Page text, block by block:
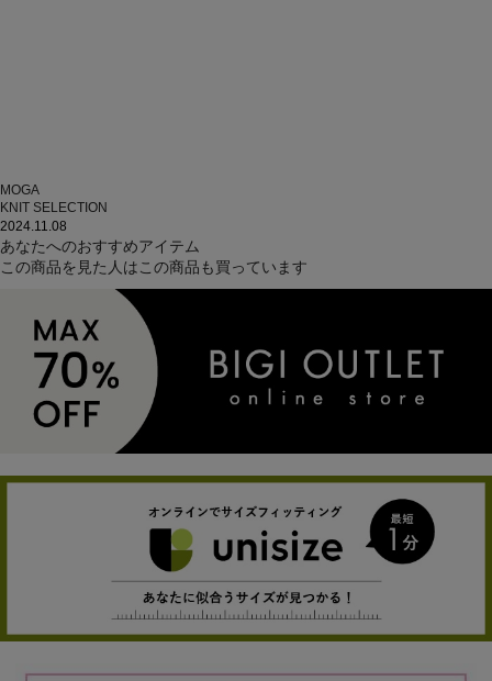
MOGA
KNIT SELECTION
2024.11.08
あなたへのおすすめアイテム
この商品を見た人はこの商品も買っています